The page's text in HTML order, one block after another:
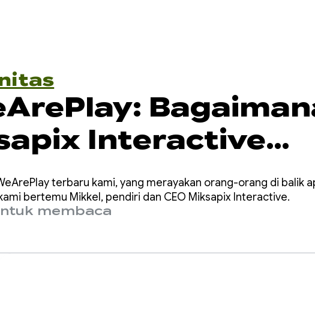
Interactive
Mitologi
kuno kepada
terbaru kami, yang merayakan orang-orang di balik
bertemu Mikkel, pendiri dan CEO Miksapix Interactive.
membaca